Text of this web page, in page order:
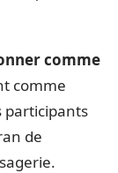
comme
comme
participants
de